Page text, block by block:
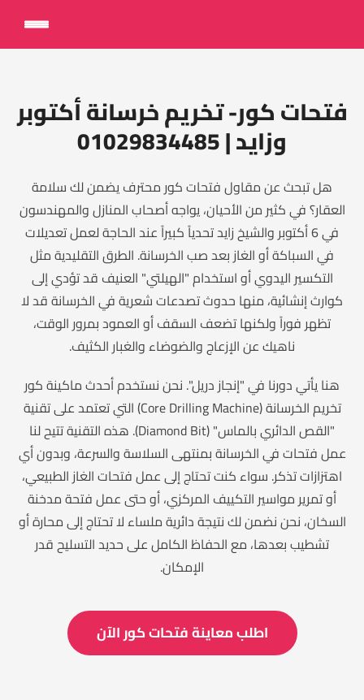
فتحات كور- تخريم خرسانة أكتوبر
وزايد | 01029834485
هل تبحث عن مقاول فتحات كور محترف يضمن لك سلامة
العقار؟ في كثير من الأحيان، يواجه أصحاب المنازل والمهندسون
في 6 أكتوبر والشيخ زايد تحدياً كبيراً عند الحاجة لعمل تعديلات
في السباكة أو الغاز بعد صب الخرسانة. الطرق التقليدية مثل
التكسير اليدوي أو استخدام "الهيلتي" العنيف قد تؤدي إلى
كوارث إنشائية، منها حدوث تصدعات شعرية في الخرسانة قد لا
تظهر فوراً ولكنها تضعف السقف أو العمود بمرور الوقت،
ناهيك عن الإزعاج والضوضاء والغبار الكثيف.
هنا يأتي دورنا في "إنجاز دريل". نحن نستخدم أحدث ماكينة كور
تخريم الخرسانة (Core Drilling Machine) التي تعتمد على تقنية
"القص الدائري بالماس" (Diamond Bit). هذه التقنية تتيح لنا
عمل فتحات في الخرسانة بمنتهى السلاسة والسرعة، وبدون أي
اهتزازات تذكر. سواء كنت تحتاج إلى عمل فتحات الغاز الطبيعي،
أو تمرير مواسير التكييف المركزي، أو حتى عمل فتحة مدخنة
السخان، نحن نضمن لك نتيجة دائرية ملساء لا تحتاج إلى محارة أو
تشطيب بعدها، مع الحفاظ الكامل على حديد التسليح قدر
الإمكان.
اطلب معاينة فتحات كور الآن